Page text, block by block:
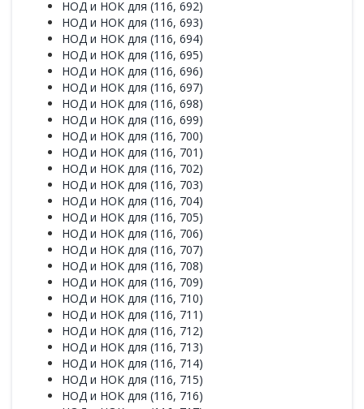
НОД и НОК для (116, 692)
НОД и НОК для (116, 693)
НОД и НОК для (116, 694)
НОД и НОК для (116, 695)
НОД и НОК для (116, 696)
НОД и НОК для (116, 697)
НОД и НОК для (116, 698)
НОД и НОК для (116, 699)
НОД и НОК для (116, 700)
НОД и НОК для (116, 701)
НОД и НОК для (116, 702)
НОД и НОК для (116, 703)
НОД и НОК для (116, 704)
НОД и НОК для (116, 705)
НОД и НОК для (116, 706)
НОД и НОК для (116, 707)
НОД и НОК для (116, 708)
НОД и НОК для (116, 709)
НОД и НОК для (116, 710)
НОД и НОК для (116, 711)
НОД и НОК для (116, 712)
НОД и НОК для (116, 713)
НОД и НОК для (116, 714)
НОД и НОК для (116, 715)
НОД и НОК для (116, 716)